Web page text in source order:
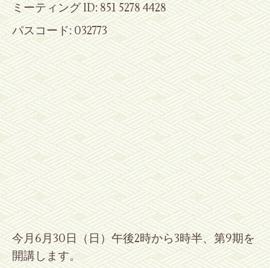
ミーティングID: 851 5278 4428
パスコード: 032773
今月6月30日（日）午後2時から3時半、第9期を
開講します。